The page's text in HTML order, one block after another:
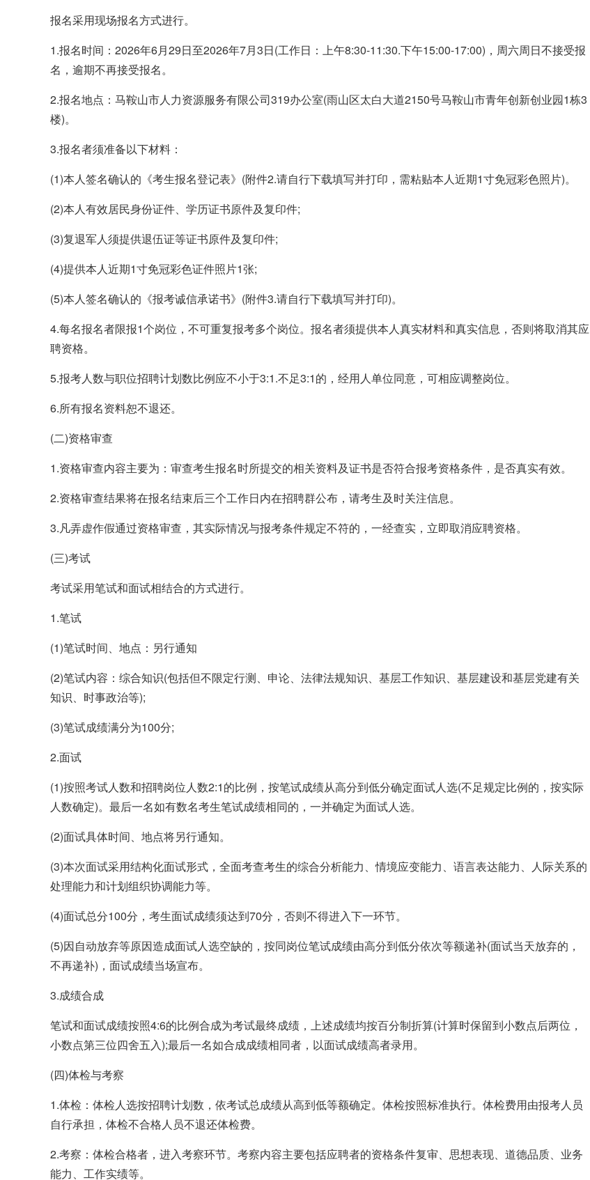
报名采用现场报名方式进行。
1.报名时间：2026年6月29日至2026年7月3日(工作日：上午8:30-11:30.下午15:00-17:00)，周六周日不接受报
名，逾期不再接受报名。
2.报名地点：马鞍山市人力资源服务有限公司319办公室(雨山区太白大道2150号马鞍山市青年创新创业园1栋3
楼)。
3.报名者须准备以下材料：
(1)本人签名确认的《考生报名登记表》(附件2.请自行下载填写并打印，需粘贴本人近期1寸免冠彩色照片)。
(2)本人有效居民身份证件、学历证书原件及复印件;
(3)复退军人须提供退伍证等证书原件及复印件;
(4)提供本人近期1寸免冠彩色证件照片1张;
(5)本人签名确认的《报考诚信承诺书》(附件3.请自行下载填写并打印)。
4.每名报名者限报1个岗位，不可重复报考多个岗位。报名者须提供本人真实材料和真实信息，否则将取消其应
聘资格。
5.报考人数与职位招聘计划数比例应不小于3:1.不足3:1的，经用人单位同意，可相应调整岗位。
6.所有报名资料恕不退还。
(二)资格审查
1.资格审查内容主要为：审查考生报名时所提交的相关资料及证书是否符合报考资格条件，是否真实有效。
2.资格审查结果将在报名结束后三个工作日内在招聘群公布，请考生及时关注信息。
3.凡弄虚作假通过资格审查，其实际情况与报考条件规定不符的，一经查实，立即取消应聘资格。
(三)考试
考试采用笔试和面试相结合的方式进行。
1.笔试
(1)笔试时间、地点：另行通知
(2)笔试内容：综合知识(包括但不限定行测、申论、法律法规知识、基层工作知识、基层建设和基层党建有关
知识、时事政治等);
(3)笔试成绩满分为100分;
2.面试
(1)按照考试人数和招聘岗位人数2:1的比例，按笔试成绩从高分到低分确定面试人选(不足规定比例的，按实际
人数确定)。最后一名如有数名考生笔试成绩相同的，一并确定为面试人选。
(2)面试具体时间、地点将另行通知。
(3)本次面试采用结构化面试形式，全面考查考生的综合分析能力、情境应变能力、语言表达能力、人际关系的
处理能力和计划组织协调能力等。
(4)面试总分100分，考生面试成绩须达到70分，否则不得进入下一环节。
(5)因自动放弃等原因造成面试人选空缺的，按同岗位笔试成绩由高分到低分依次等额递补(面试当天放弃的，
不再递补)，面试成绩当场宣布。
3.成绩合成
笔试和面试成绩按照4:6的比例合成为考试最终成绩，上述成绩均按百分制折算(计算时保留到小数点后两位，
小数点第三位四舍五入);最后一名如合成成绩相同者，以面试成绩高者录用。
(四)体检与考察
1.体检：体检人选按招聘计划数，依考试总成绩从高到低等额确定。体检按照标准执行。体检费用由报考人员
自行承担，体检不合格人员不退还体检费。
2.考察：体检合格者，进入考察环节。考察内容主要包括应聘者的资格条件复审、思想表现、道德品质、业务
能力、工作实绩等。